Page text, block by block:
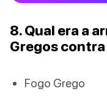
8. Qual era a
Gregos
Fogo Grego